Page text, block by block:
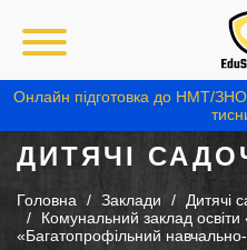
Онлайн підготовка до НМТ/ЗНО
ДИТЯЧІ
Головна Заклади Дитячі
Комунальний заклад освіти
«Багатопрофільний